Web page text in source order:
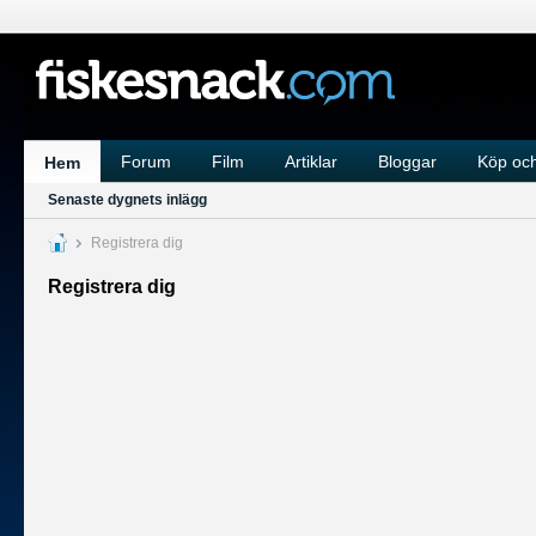
Hem Forum Film Artiklar Bloggar Köp
Senaste dygnets inlägg
Registrera dig
Registrera dig